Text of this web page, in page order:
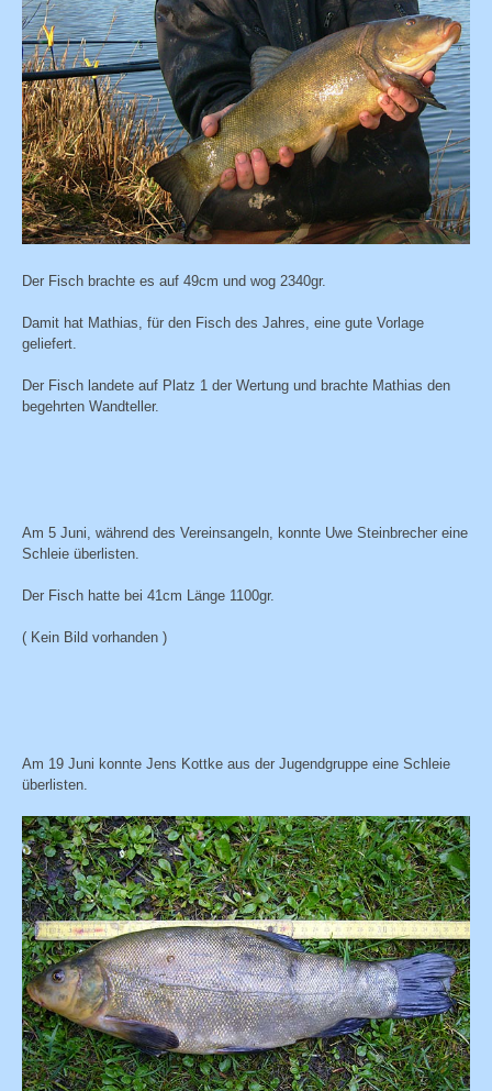
Der Fisch brachte es auf 49cm und wog 2340gr.
Damit hat Mathias, für den Fisch des Jahres, eine gute Vorlage
geliefert.
Der Fisch landete auf Platz 1 der Wertung und brachte Mathias den
begehrten Wandteller.
Am 5 Juni, während des Vereinsangeln, konnte Uwe Steinbrecher eine
Schleie überlisten.
Der Fisch hatte bei 41cm Länge 1100gr.
( Kein Bild vorhanden )
Am 19 Juni konnte Jens Kottke aus der Jugendgruppe eine Schleie
überlisten.